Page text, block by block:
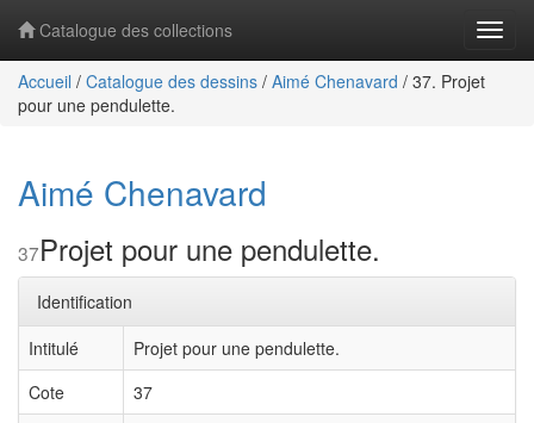
Catalogue des collections
Accueil / Catalogue des dessins / Aimé Chenavard / 37. Projet
pour une pendulette.
Aimé Chenavard
37Projet pour une pendulette.
Identification
Intitulé
Projet pour une pendulette.
Cote
37